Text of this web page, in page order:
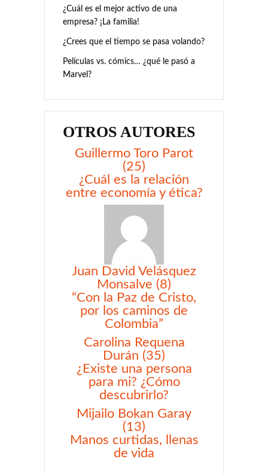
¿Cuál es el mejor activo de una
empresa? ¡La familia!
¿Crees que el tiempo se pasa volando?
Películas vs. cómics… ¿qué le pasó a
Marvel?
OTROS AUTORES
Guillermo Toro Parot
(25)
¿Cuál es la relación
entre economía y ética?
Juan David Velásquez
Monsalve (8)
“Con la Paz de Cristo,
por los caminos de
Colombia”
Carolina Requena
Durán (35)
¿Existe una persona
para mi? ¿Cómo
descubrirlo?
Mijailo Bokan Garay
(13)
Manos curtidas, llenas
de vida